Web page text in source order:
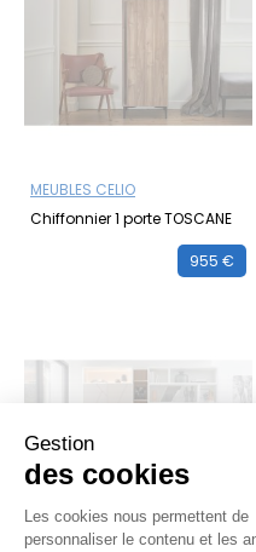
MEUBLES CELIO
Chiffonnier 1 porte TOSCANE
955 €